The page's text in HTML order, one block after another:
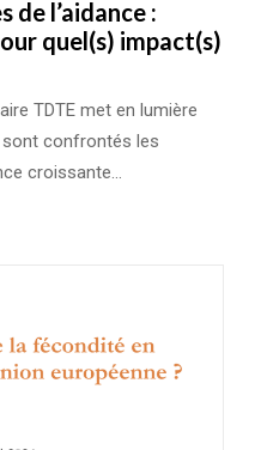
de l’aidance :
quel(s) impact(s)
TDTE met en lumière
sont confrontés les
croissante…